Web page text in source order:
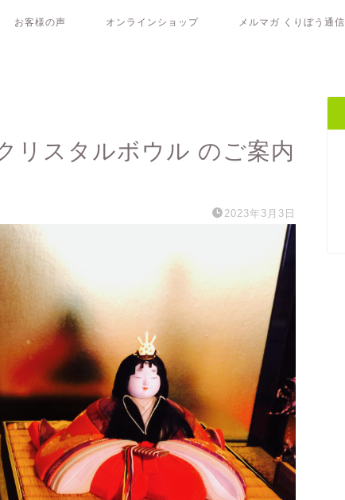
お客様の声 オンラインショップ メルマガ くりぼう通信
リスタルボウル のご案内
2023年3月3日